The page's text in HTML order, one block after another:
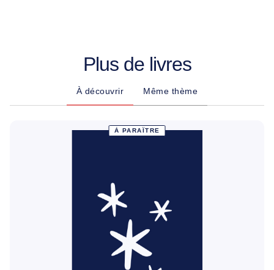
Plus de livres
À découvrir Même thème
À PARAÎTRE